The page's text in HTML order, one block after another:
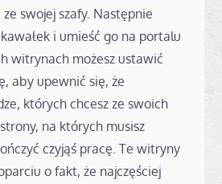
swojej szafy. Następnie
i umieść go na portalu
witrynach możesz ustawić
aby upewnić się, że
których chcesz ze swoich
na których musisz
czyjąś pracę. Te witryny
o fakt, że najczęściej